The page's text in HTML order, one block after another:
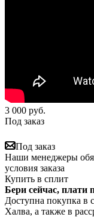
3 000 руб.
Под заказ
Под заказ
Наши менеджеры
условия заказа
Купить в сплит
Бери сейчас, плати
Доступна покупка в
Халва, а также в